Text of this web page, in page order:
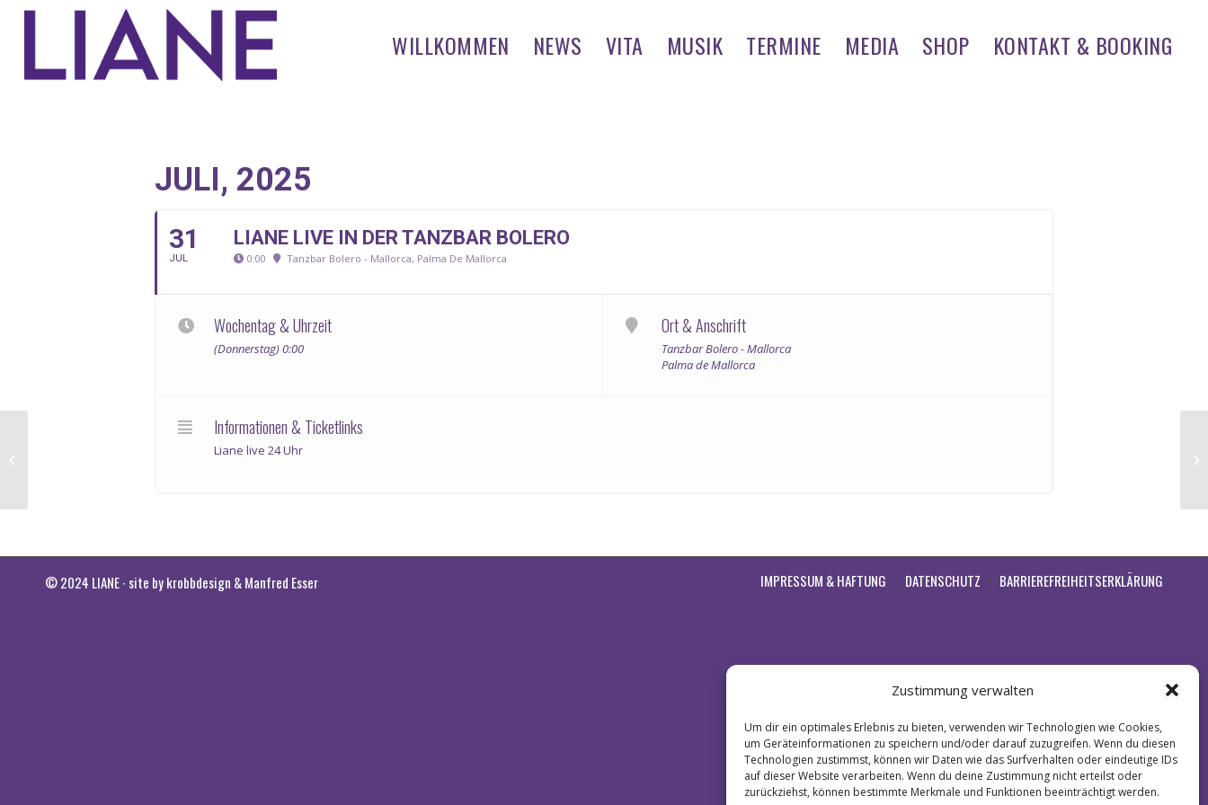
Zustimmung verwalten
Um dir ein optimales Erlebnis zu bieten, verwenden wir Technologien wie Cookies,
um Geräteinformationen zu speichern und/oder darauf zuzugreifen. Wenn du diesen
Technologien zustimmst, können wir Daten wie das Surfverhalten oder eindeutige IDs
auf dieser Website verarbeiten. Wenn du deine Zustimmung nicht erteilst oder
zurückziehst, können bestimmte Merkmale und Funktionen beeinträchtigt werden.
WILLKOMMEN NEWS VITA MUSIK TERMINE MEDIA SHOP KONTAKT & BOOKING
JULI, 2025
31
JUL
LIANE LIVE IN DER TANZBAR BOLERO
0:00 Tanzbar Bolero - Mallorca, Palma De Mallorca
Wochentag & Uhrzeit
(Donnerstag) 0:00
Ort & Anschrift
Tanzbar Bolero - Mallorca
Palma de Mallorca
Informationen & Ticketlinks
Liane live 24 Uhr
© 2024 LIANE ∙ site bykrobbdesign &Manfred Esser IMPRESSUM & HAFTUNG DATENSCHUTZ BARRIEREFREIHEITSERKLÄRUNG